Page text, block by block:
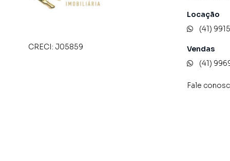
programadores, corretores treinados e uma
CRECI: J05859
Locação
(41)
Vendas
(41)
Fale